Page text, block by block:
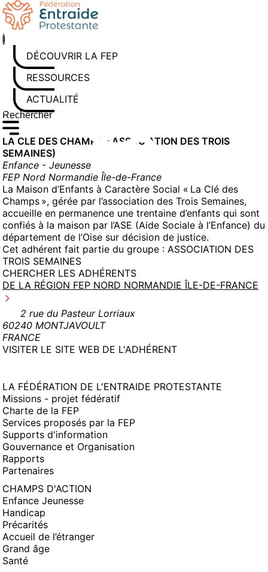
Aller
au
contenu
DÉCOUVRIR LA FEP
RESSOURCES
ACTUALITÉS
Rechercher sur le site
Saisissez au moins 3 caractères pour lancer la recherche
LA CLE DES CHAMPS – ASSOCIATION DES TROIS
SEMAINES)
Enfance - Jeunesse
FEP Nord Normandie Île-de-France
La Maison d’Enfants à Caractère Social « La Clé des
Champs », gérée par l’association des Trois Semaines,
accueille en permanence une trentaine d’enfants qui sont
confiés à la maison par l’ASE (Aide Sociale à l’Enfance) du
département de l’Oise sur décision de justice.
Cet adhérent fait partie du groupe : ASSOCIATION DES
TROIS SEMAINES
CHERCHER LES ADHÉRENTS
DE LA RÉGION FEP NORD NORMANDIE ÎLE-DE-FRANCE
2 rue du Pasteur Lorriaux
60240 MONTJAVOULT
FRANCE
VISITER LE SITE WEB DE L'ADHÉRENT(NOUVELLE
LA FÉDÉRATION DE L'ENTRAIDE PROTESTANTE
Missions - projet fédératif
Charte de la FEP
Services proposés par la FEP
Supports d'information
Gouvernance et Organisation
Rapports
Partenaires
CHAMPS D'ACTION
Enfance Jeunesse
Handicap
Précarités
Accueil de l’étranger
Grand âge
Santé